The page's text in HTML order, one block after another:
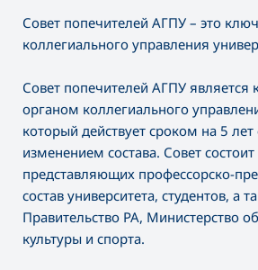
Совет попечителей АГПУ – это
коллегиального управления
Совет попечителей АГПУ
органом коллегиального
который действует сроком на 5
изменением состава. Совет
представляющих профессорско-
состав университета, студентов, а
Правительство РА, Министерство
культуры и спорта.